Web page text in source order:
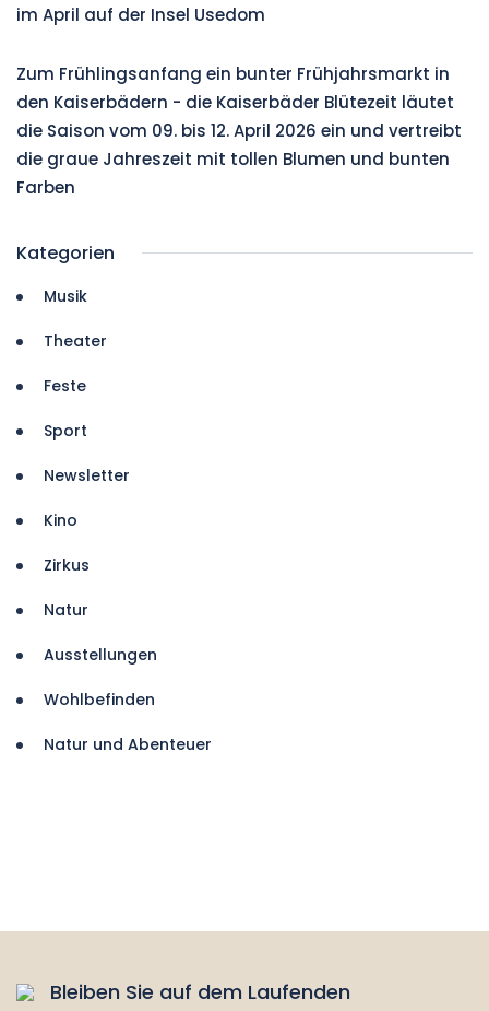
im April auf der Insel Usedom
Zum Frühlingsanfang ein bunter Frühjahrsmarkt in
den Kaiserbädern - die Kaiserbäder Blütezeit läutet
die Saison vom 09. bis 12. April 2026 ein und vertreibt
die graue Jahreszeit mit tollen Blumen und bunten
Farben
Kategorien
Musik
Theater
Feste
Sport
Newsletter
Kino
Zirkus
Natur
Ausstellungen
Wohlbefinden
Natur und Abenteuer
Bleiben Sie auf dem Laufenden